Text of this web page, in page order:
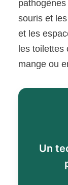
souris et
et les
les toilettes
mange ou
Un